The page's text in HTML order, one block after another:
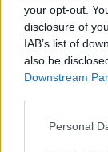
your opt-out.
disclosure of
IAB’s list of
also be
Downstream
Personal